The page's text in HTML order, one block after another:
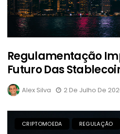
Regulamentação
Futuro Das
Alex Silva 2 De Julho De
CRIPTOMOEDA REGULAÇÃO